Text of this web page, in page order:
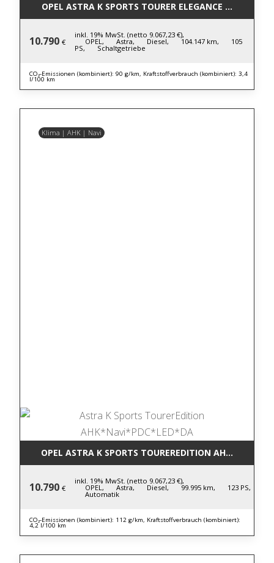
OPEL ASTRA K SPORTS TOURER ELEGANCE
10.790 €
inkl. 19% MwSt. (netto 9.067,23 €),
OPEL, Astra, Diesel, 104.147 km, 105
PS, Schaltgetriebe
CO₂-Emissionen (kombiniert): 90 g/km, Kraftstoffverbrauch (kombiniert): 3,4
l/100 km
Klima | AHK | Navi
OPEL ASTRA K SPORTS TOUREREDITION
10.790 €
inkl. 19% MwSt. (netto 9.067,23 €),
OPEL, Astra, Diesel, 99.995 km, 123 PS,
Automatik
CO₂-Emissionen (kombiniert): 112 g/km, Kraftstoffverbrauch (kombiniert):
4,2 l/100 km